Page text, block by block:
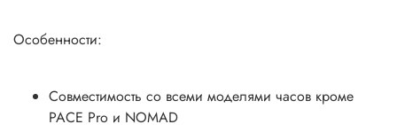
Особенности:
Совместимость со всеми моделями часов кроме
PACE Pro и NOMAD